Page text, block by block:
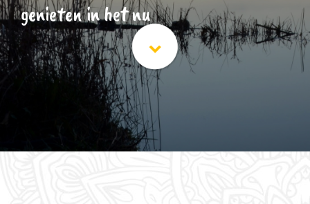
genieten in het nu